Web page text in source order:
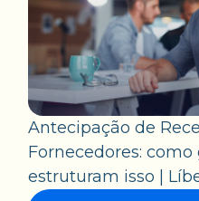
Antecipação de
Fornecedores:
estruturam isso |